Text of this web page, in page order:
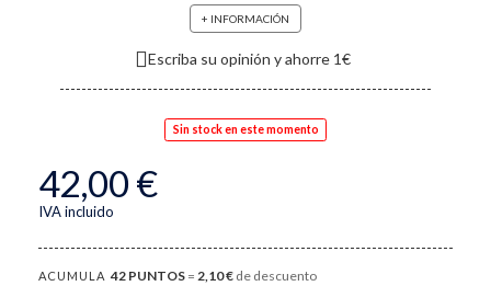
+ INFORMACIÓN
Escriba su opinión y ahorre 1€
Sin stock en este momento
42,00 €
IVA incluido
ACUMULA 42 PUNTOS = 2,10 € de descuento